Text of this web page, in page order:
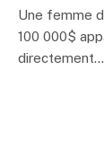
Une femme
100 000$
directement…